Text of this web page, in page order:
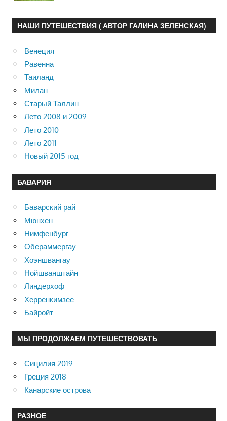
НАШИ ПУТЕШЕСТВИЯ ( АВТОР ГАЛИНА ЗЕЛЕНСКАЯ)
Венеция
Равенна
Таиланд
Милан
Старый Таллин
Лето 2008 и 2009
Лето 2010
Лето 2011
Новый 2015 год
БАВАРИЯ
Баварский рай
Мюнхен
Нимфенбург
Обераммергау
Хоэншвангау
Нойшванштайн
Линдерхоф
Херренкимзее
Байройт
МЫ ПРОДОЛЖАЕМ ПУТЕШЕСТВОВАТЬ
Сицилия 2019
Греция 2018
Канарские острова
РАЗНОЕ